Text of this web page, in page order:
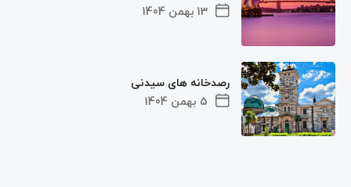
13 بهمن 1404
5 بهمن 1404
رصدخانه های سیدنی